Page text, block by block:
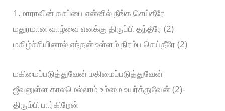
1.மாராவின் கசப்பை என்னில் நீங்க செய்தீரே
மதுரமான வாழ்வை எனக்கு திருப்பி தந்தீரே (2)
மகிழ்ச்சியினால் எந்தன் உள்ளம் நிரம்ப செய்தீரே (2)
மகிமைப்படுத்துவேன் மகிமைப்படுத்துவேன்
ஜீவனுள்ள காலமெல்லாம் உம்மை உயர்த்துவேன் (2)-
திரும்பி பார்கிறேன்